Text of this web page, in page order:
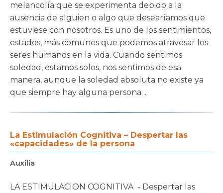
melancolía que se experimenta debido a la
ausencia de alguien o algo que desearíamos que
estuviese con nosotros. Es uno de los sentimientos,
estados, más comunes que podemos atravesar los
seres humanos en la vida. Cuando sentimos
soledad, estamos solos, nos sentimos de esa
manera, aunque la soledad absoluta no existe ya
que siempre hay alguna persona ...
La Estimulación Cognitiva – Despertar las
«capacidades» de la persona
Auxilia
LA ESTIMULACION COGNITIVA - Despertar las